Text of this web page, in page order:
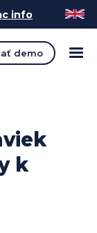
info
demo
k